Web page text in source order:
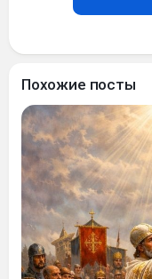
Похожие посты